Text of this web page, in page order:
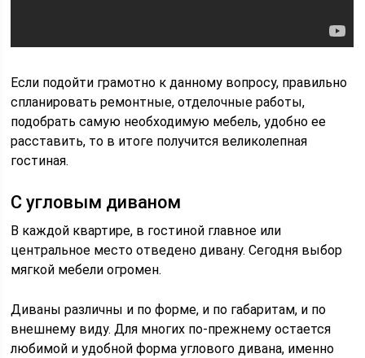
Если подойти грамотно к данному вопросу, правильно
спланировать ремонтные, отделочные работы,
подобрать самую необходимую мебель, удобно ее
расставить, то в итоге получится великолепная
гостиная.
С угловым диваном
В каждой квартире, в гостиной главное или
центральное место отведено дивану. Сегодня выбор
мягкой мебели огромен.
Диваны различны и по форме, и по габаритам, и по
внешнему виду. Для многих по-прежнему остается
любимой и удобной форма углового дивана, именно